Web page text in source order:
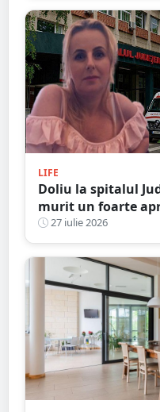
LIFE
Doliu la spitalul
murit un foarte
27 iulie 2026